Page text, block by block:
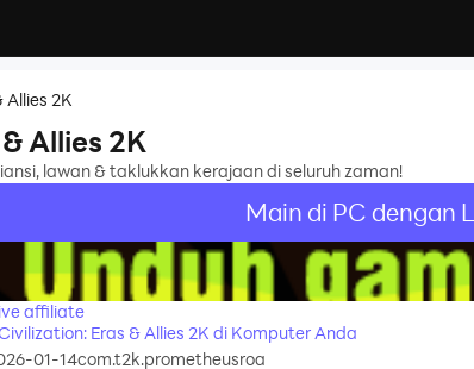
Allies 2K
Allies 2K
lawan & taklukkan kerajaan di seluruh zaman!
Main di PC dengan
affiliate
Eras & Allies 2K di Komputer Anda
01-14com.t2k.prometheusroa